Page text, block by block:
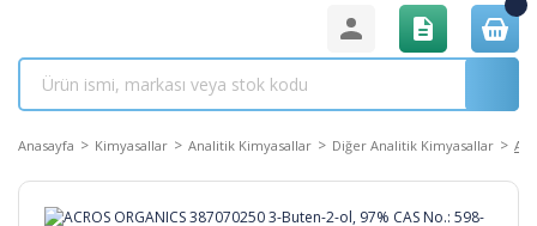
Anasayfa Kimyasallar Analitik Kimyasallar Diğer Analitik Kimyasallar